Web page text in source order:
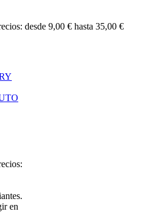
desde 9,00 € hasta 35,00 €
en